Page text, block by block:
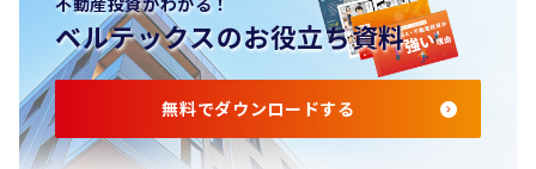
ベルテックスのお役立ち資料
無料でダウンロードする